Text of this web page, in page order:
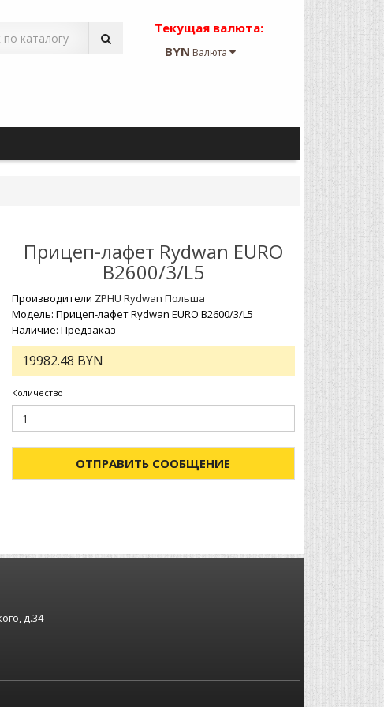
Текущая валюта:
BYN Валюта
Прицеп-лафет Rydwan EURO
B2600/3/L5
Производители ZPHU Rydwan Польша
Модель: Прицеп-лафет Rydwan EURO B2600/3/L5
Наличие: Предзаказ
19982.48 BYN
Количество
ОТПРАВИТЬ СООБЩЕНИЕ
д.34